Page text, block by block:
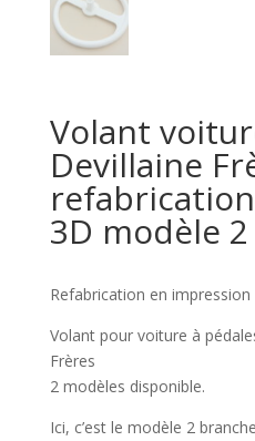
Volant
Devillaine
3D modèle
Refabrication en impression
Volant pour voiture à
Frères
2 modèles disponible.
Ici, c’est le modèle 2